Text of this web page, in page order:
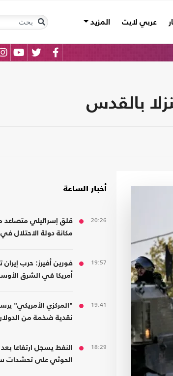
عربي لايت المزيد
بالقدس
أخبار الساعة
20:26
قلق إسرائيلي متصاعد
مكانة دولة الاحتلال
19:57
فورين أفيرز: حرب
أمريكا في الشرق
19:41
"المركزي الأمريكي"
نقدية ضخمة من
18:29
النفط يسجل ارتفاعا
الحوثي على تحشدات